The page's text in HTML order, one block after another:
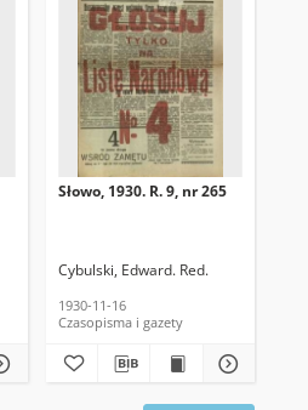
Słowo, 1930. R. 9, nr 265
Cybulski, Edward. Red.
1930-11-16
Czasopisma i gazety